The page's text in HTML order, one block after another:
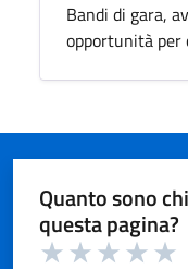
Bandi di gara,
opportunità per
Quanto sono
questa pagina?